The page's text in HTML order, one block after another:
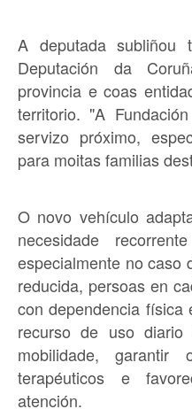
A deputada subliñou
Deputación da
provincia e coas
territorio. "A
servizo próximo,
para moitas familias
O novo vehículo
necesidade
especialmente no caso
reducida, persoas en
con dependencia física
recurso de uso
mobilidade,
terapéuticos e
atención.